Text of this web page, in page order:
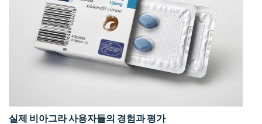
실제 비아그라 사용자들의 경험과 평가